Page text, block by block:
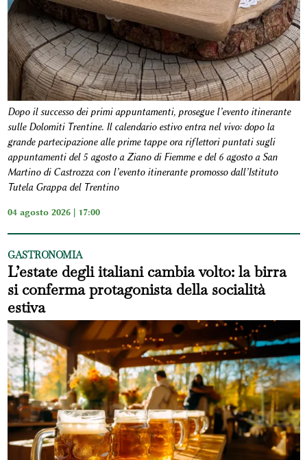
Dopo il successo dei primi appuntamenti, prosegue l’evento itinerante
sulle Dolomiti Trentine. Il calendario estivo entra nel vivo: dopo la
grande partecipazione alle prime tappe ora riflettori puntati sugli
appuntamenti del 5 agosto a Ziano di Fiemme e del 6 agosto a San
Martino di Castrozza con l’evento itinerante promosso dall’Istituto
Tutela Grappa del Trentino
04 agosto 2026 | 17:00
GASTRONOMIA
L’estate degli italiani cambia volto: la birra
si conferma protagonista della socialità
estiva